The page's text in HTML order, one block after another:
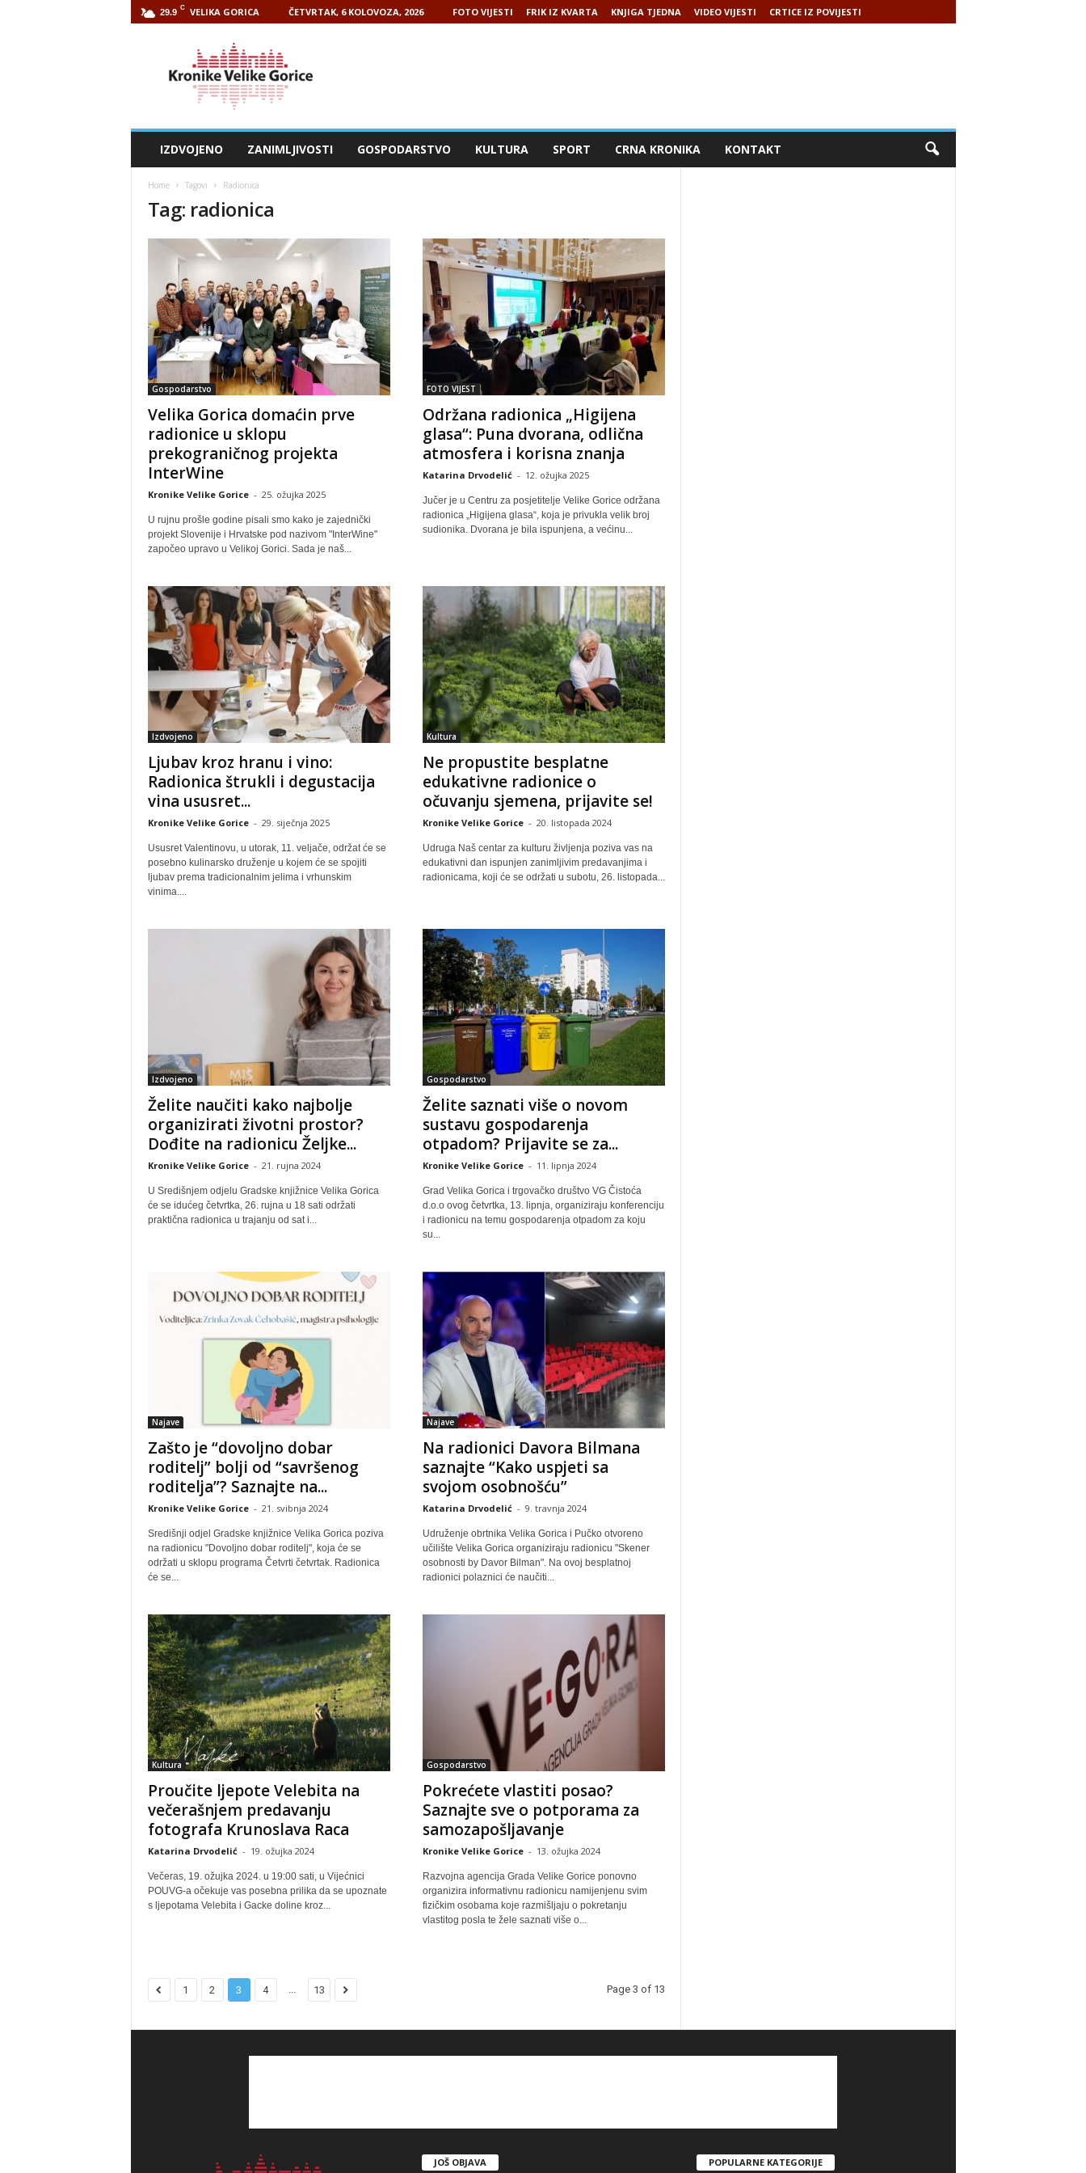
29.9 C VELIKA GORICA ČETVRTAK, 6 KOLOVOZA, 2026 FOTO VIJESTI FRIK IZ KVARTA KNJIGA TJEDNA VIDEO VIJESTI CRTICE IZ POVIJESTI
IZDVOJENO ZANIMLJIVOSTI GOSPODARSTVO KULTURA SPORT CRNA KRONIKA KONTAKT
Home Tagovi Radionica
Tag: radionica
Gospodarstvo
Velika Gorica domaćin prve
radionice u sklopu
prekograničnog projekta
InterWine
Kronike Velike Gorice - 25. ožujka 2025
U rujnu prošle godine pisali smo kako je zajednički
projekt Slovenije i Hrvatske pod nazivom "InterWine"
započeo upravo u Velikoj Gorici. Sada je naš...
FOTO VIJEST
Održana radionica „Higijena
glasa“: Puna dvorana, odlična
atmosfera i korisna znanja
Katarina Drvodelić - 12. ožujka 2025
Jučer je u Centru za posjetitelje Velike Gorice održana
radionica „Higijena glasa“, koja je privukla velik broj
sudionika. Dvorana je bila ispunjena, a većinu...
Izdvojeno
Ljubav kroz hranu i vino:
Radionica štrukli i degustacija
vina ususret...
Kronike Velike Gorice - 29. siječnja 2025
Ususret Valentinovu, u utorak, 11. veljače, održat će se
posebno kulinarsko druženje u kojem će se spojiti
ljubav prema tradicionalnim jelima i vrhunskim
vinima....
Kultura
Ne propustite besplatne
edukativne radionice o
očuvanju sjemena, prijavite se!
Kronike Velike Gorice - 20. listopada 2024
Udruga Naš centar za kulturu življenja poziva vas na
edukativni dan ispunjen zanimljivim predavanjima i
radionicama, koji će se održati u subotu, 26. listopada...
Izdvojeno
Želite naučiti kako najbolje
organizirati životni prostor?
Dođite na radionicu Željke...
Kronike Velike Gorice - 21. rujna 2024
U Središnjem odjelu Gradske knjižnice Velika Gorica
će se idućeg četvrtka, 26. rujna u 18 sati održati
praktična radionica u trajanju od sat i...
Gospodarstvo
Želite saznati više o novom
sustavu gospodarenja
otpadom? Prijavite se za...
Kronike Velike Gorice - 11. lipnja 2024
Grad Velika Gorica i trgovačko društvo VG Čistoća
d.o.o ovog četvrtka, 13. lipnja, organiziraju konferenciju
i radionicu na temu gospodarenja otpadom za koju
su...
Najave
Zašto je “dovoljno dobar
roditelj” bolji od “savršenog
roditelja”? Saznajte na...
Kronike Velike Gorice - 21. svibnja 2024
Središnji odjel Gradske knjižnice Velika Gorica poziva
na radionicu "Dovoljno dobar roditelj", koja će se
održati u sklopu programa Četvrti četvrtak. Radionica
će se...
Najave
Na radionici Davora Bilmana
saznajte “Kako uspjeti sa
svojom osobnošću”
Katarina Drvodelić - 9. travnja 2024
Udruženje obrtnika Velika Gorica i Pučko otvoreno
učilište Velika Gorica organiziraju radionicu "Skener
osobnosti by Davor Bilman". Na ovoj besplatnoj
radionici polaznici će naučiti...
Kultura
Proučite ljepote Velebita na
večerašnjem predavanju
fotografa Krunoslava Raca
Katarina Drvodelić - 19. ožujka 2024
Večeras, 19. ožujka 2024. u 19:00 sati, u Vijećnici
POUVG-a očekuje vas posebna prilika da se upoznate
s ljepotama Velebita i Gacke doline kroz...
Gospodarstvo
Pokrećete vlastiti posao?
Saznajte sve o potporama za
samozapošljavanje
Kronike Velike Gorice - 13. ožujka 2024
Razvojna agencija Grada Velike Gorice ponovno
organizira informativnu radionicu namijenjenu svim
fizičkim osobama koje razmišljaju o pokretanju
vlastitog posla te žele saznati više o...
1 2 3 4 ... 13 Page 3 of 13
JOŠ OBJAVA POPULARNE KATEGORIJE